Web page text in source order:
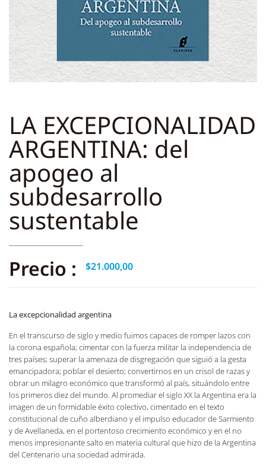
LA EXCEPCIONALIDAD
ARGENTINA: del
apogeo al
subdesarrollo
sustentable
Precio : $21.000,00
La excepcionalidad argentina
En el transcurso de siglo y medio fuimos capaces de romper lazos con
la corona española; cimentar con la fuerza militar la independencia de
tres países; superar la amenaza de disgregación que siguió a la gesta
emancipadora; poblar el desierto; convertirnos en un crisol de razas y
obrar un milagro económico que transformó al país, situándolo entre
los primeros diez del mundo. Al promediar el siglo XX la Argentina era la
imagen de un formidable éxito colectivo, cimentado en el texto
constitucional de cuño alberdiano y el impulso educador de Sarmiento
y de Avellaneda, en el portentoso crecimiento económico y en el no
menos impresionante salto en materia cultural que hizo de la Argentina
del Centenario una sociedad admirada.